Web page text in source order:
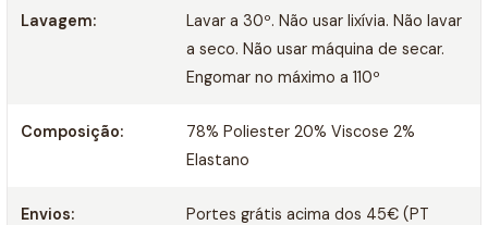
Lavagem:
Lavar a 30º. Não usar lixívia. Não lavar
a seco. Não usar máquina de secar.
Engomar no máximo a 110º
Composição:
78% Poliester 20% Viscose 2%
Elastano
Envios:
Portes grátis acima dos 45€ (PT